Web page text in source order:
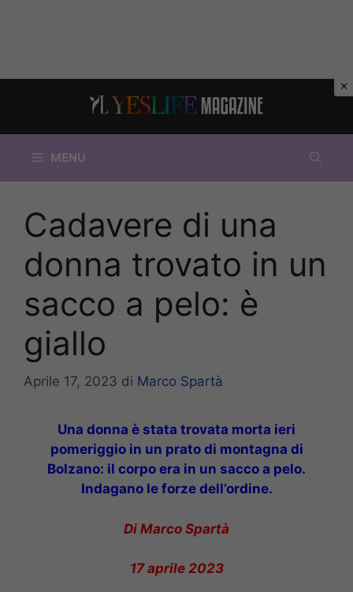
MENU
Cadavere di una
donna trovato in un
sacco a pelo: è
giallo
Aprile 17, 2023 di Marco Spartà
Una donna è stata trovata morta ieri
pomeriggio in un prato di montagna di
Bolzano: il corpo era in un sacco a pelo.
Indagano le forze dell’ordine.
Di Marco Spartà
17 aprile 2023